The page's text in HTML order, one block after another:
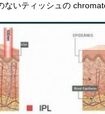
いティッシュの